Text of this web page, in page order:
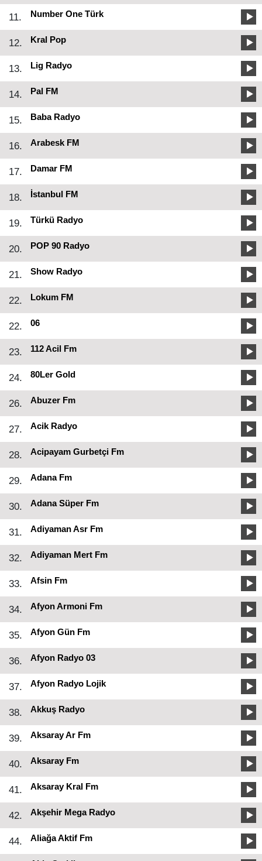
11. Number One Türk
12. Kral Pop
13. Lig Radyo
14. Pal FM
15. Baba Radyo
16. Arabesk FM
17. Damar FM
18. İstanbul FM
19. Türkü Radyo
20. POP 90 Radyo
21. Show Radyo
22. Lokum FM
22. 06
23. 112 Acil Fm
24. 80Ler Gold
26. Abuzer Fm
27. Acik Radyo
28. Acipayam Gurbetçi Fm
29. Adana Fm
30. Adana Süper Fm
31. Adiyaman Asr Fm
32. Adiyaman Mert Fm
33. Afsin Fm
34. Afyon Armoni Fm
35. Afyon Gün Fm
36. Afyon Radyo 03
37. Afyon Radyo Lojik
38. Akkuş Radyo
39. Aksaray Ar Fm
40. Aksaray Fm
41. Aksaray Kral Fm
42. Akşehir Mega Radyo
44. Aliağa Aktif Fm